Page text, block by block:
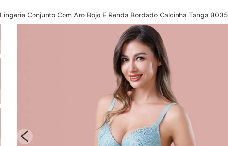
Lingerie Conjunto Com Aro Bojo E Renda Bordado Calcinha Tanga 8035